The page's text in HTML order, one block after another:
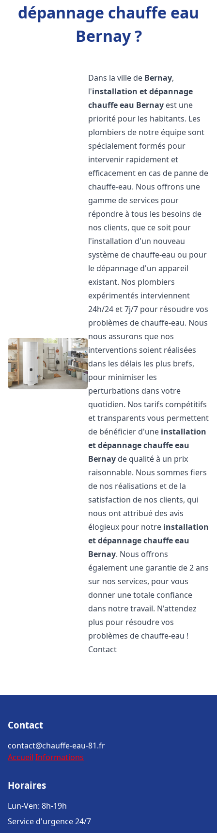
dépannage chauffe eau
Bernay ?
Dans la ville de Bernay,
l'installation et dépannage
chauffe eau Bernay est une
priorité pour les habitants. Les
plombiers de notre équipe sont
spécialement formés pour
intervenir rapidement et
efficacement en cas de panne de
chauffe-eau. Nous offrons une
gamme de services pour
répondre à tous les besoins de
nos clients, que ce soit pour
l'installation d'un nouveau
système de chauffe-eau ou pour
le dépannage d'un appareil
existant. Nos plombiers
expérimentés interviennent
24h/24 et 7j/7 pour résoudre vos
problèmes de chauffe-eau. Nous
nous assurons que nos
interventions soient réalisées
dans les délais les plus brefs,
pour minimiser les
perturbations dans votre
quotidien. Nos tarifs compétitifs
et transparents vous permettent
de bénéficier d'une installation
et dépannage chauffe eau
Bernay de qualité à un prix
raisonnable. Nous sommes fiers
de nos réalisations et de la
satisfaction de nos clients, qui
nous ont attribué des avis
élogieux pour notre installation
et dépannage chauffe eau
Bernay. Nous offrons
également une garantie de 2 ans
sur nos services, pour vous
donner une totale confiance
dans notre travail. N'attendez
plus pour résoudre vos
problèmes de chauffe-eau !
Contact
Contact
contact@chauffe-eau-81.fr
Accueil Informations
Horaires
Lun-Ven: 8h-19h
Service d'urgence 24/7